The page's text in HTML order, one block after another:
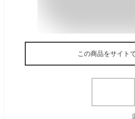
この商品をサイト